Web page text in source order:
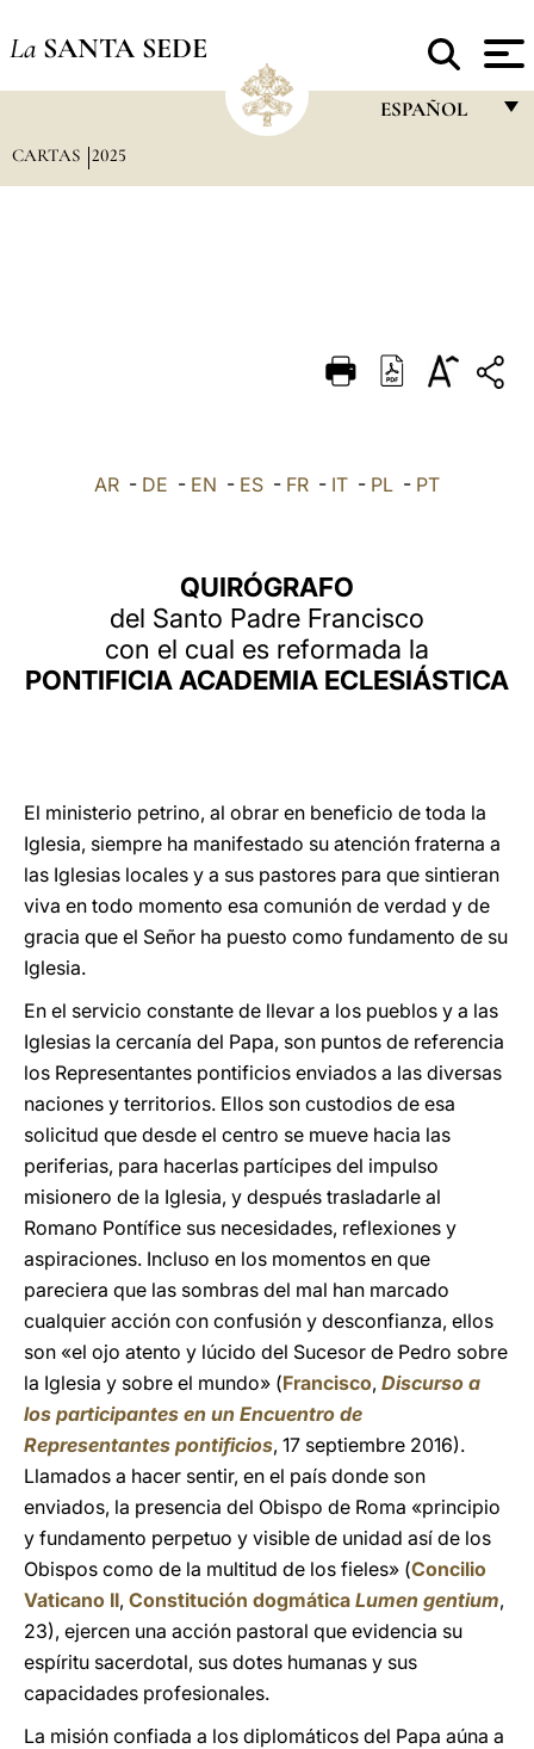
La SANTA SEDE
ESPAÑOL
DEUTSCH
العربيّة
CARTAS 2025
AR - DE - EN - ES - FR - IT - PL - PT
QUIRÓGRAFO
del Santo Padre Francisco
con el cual es reformada la
PONTIFICIA ACADEMIA ECLESIÁSTICA
El ministerio petrino, al obrar en beneficio de toda la
Iglesia, siempre ha manifestado su atención fraterna a
las Iglesias locales y a sus pastores para que sintieran
viva en todo momento esa comunión de verdad y de
gracia que el Señor ha puesto como fundamento de su
Iglesia.
En el servicio constante de llevar a los pueblos y a las
Iglesias la cercanía del Papa, son puntos de referencia
los Representantes pontificios enviados a las diversas
naciones y territorios. Ellos son custodios de esa
solicitud que desde el centro se mueve hacia las
periferias, para hacerlas partícipes del impulso
misionero de la Iglesia, y después trasladarle al
Romano Pontífice sus necesidades, reflexiones y
aspiraciones. Incluso en los momentos en que
pareciera que las sombras del mal han marcado
cualquier acción con confusión y desconfianza, ellos
son «el ojo atento y lúcido del Sucesor de Pedro sobre
la Iglesia y sobre el mundo» (Francisco, Discurso a
los participantes en un Encuentro de
Representantes pontificios, 17 septiembre 2016).
Llamados a hacer sentir, en el país donde son
enviados, la presencia del Obispo de Roma «principio
y fundamento perpetuo y visible de unidad así de los
Obispos como de la multitud de los fieles» (Concilio
Vaticano II, Constitución dogmática Lumen gentium,
23), ejercen una acción pastoral que evidencia su
espíritu sacerdotal, sus dotes humanas y sus
capacidades profesionales.
La misión confiada a los diplomáticos del Papa aúna a